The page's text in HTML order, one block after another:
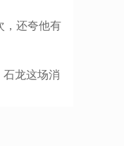
，还夸他有
龙这场消